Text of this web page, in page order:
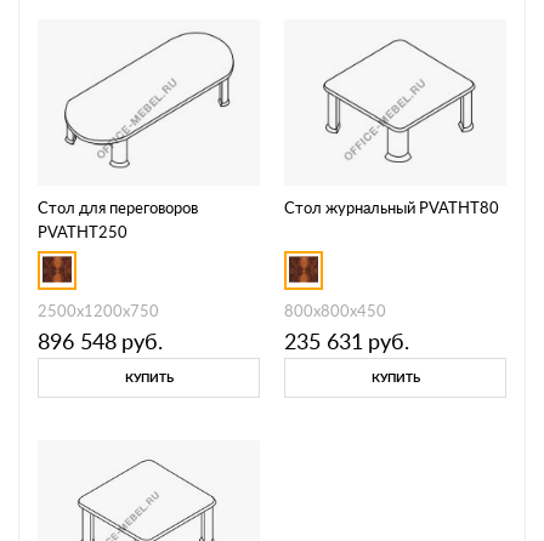
Стол для переговоров
PVATHT250
2500x1200x750
896 548 руб.
КУПИТЬ
Стол журнальный PVATHT80
800x800x450
235 631 руб.
КУПИТЬ